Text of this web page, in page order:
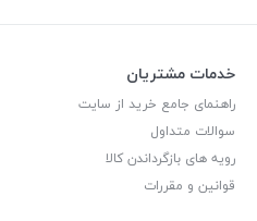
خدمات مشتریان
راهنمای جامع خرید از سایت
سوالات متداول
رویه های بازگرداندن کالا
قوانین و مقررات